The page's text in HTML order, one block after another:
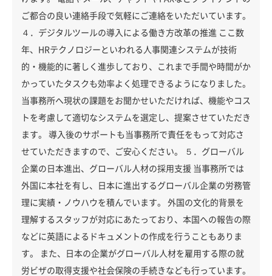
ご都合の良い連絡手段で気軽にご連絡をいただいています。
４．デジタルツールの導入による働き方改革の推進 ここ数
年、HRテクノロジーといわれる人事関連システムが技術
的・機能的に著しく進歩しており、これまで手間や時間がか
かっていたタスクも効率よく処理できるようになりました。
当事務所へ現状の課題をお聞かせいただければ、機能やコス
トを考慮して適切なシステムを選定し、提案させていただき
ます。 導入後のサポートも当事務所で責任をもって対応さ
せていただきますので、ご安心ください。 ５．グローバル
企業の日本進出、グローバル人材の採用支援 当事務所では
外国に本社を有し、日本に進出するグローバル企業の労務管
理に実績・ノウハウを積んでいます。 外国の文化的背景を
理解するスタッフが対応にあたっており、本国への報告の際
などに英語によるドキュメントの作成を行うこともありま
す。 また、日本の企業がグローバル人材を雇用する際の就
労ビザの取得支援や社会保険の手続きなども行っています。